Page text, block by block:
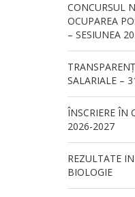
CONCURSUL
OCUPAREA
– SESIUNEA
SALARIALE –
ÎNSCRIERE ÎN
2026-2027
REZULTATE
BIOLOGIE